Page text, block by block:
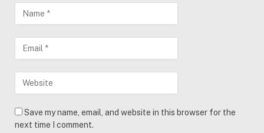
Save my name, email, and website in this browser for the
next time I comment.